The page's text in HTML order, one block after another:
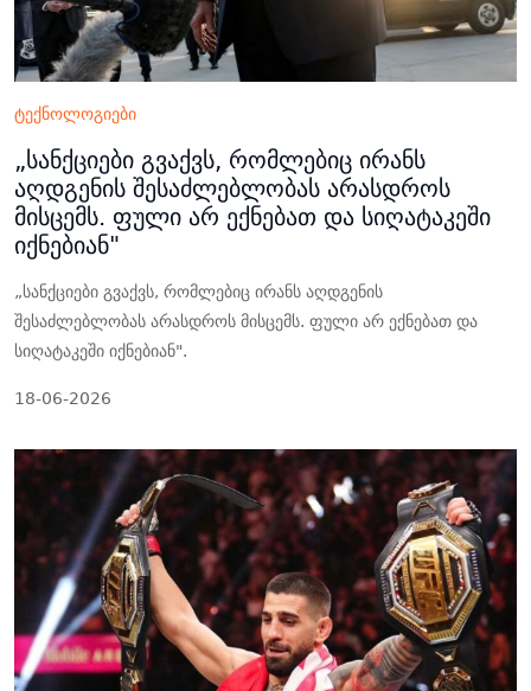
ტექნოლოგიები
„სანქციები გვაქვს, რომლებიც ირანს
აღდგენის შესაძლებლობას არასდროს
მისცემს. ფული არ ექნებათ და სიღატაკეში
იქნებიან"
„სანქციები გვაქვს, რომლებიც ირანს აღდგენის
შესაძლებლობას არასდროს მისცემს. ფული არ ექნებათ და
სიღატაკეში იქნებიან".
18-06-2026